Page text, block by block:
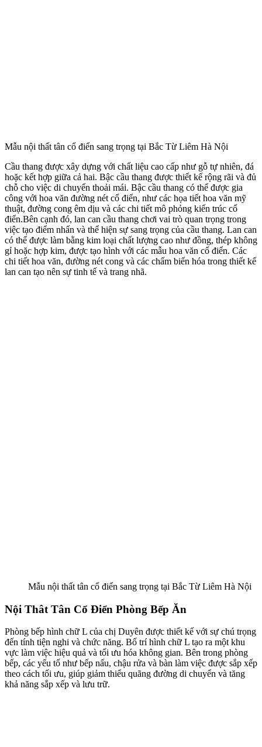
Mẫu nội thất tân cổ điển sang trọng tại Bắc Từ Liêm Hà Nội
Cầu thang được xây dựng với chất liệu cao cấp như gỗ tự nhiên, đá
hoặc kết hợp giữa cả hai. Bậc cầu thang được thiết kế rộng rãi và đủ
chỗ cho việc di chuyển thoải mái. Bậc cầu thang có thể được gia
công với hoa văn đường nét cổ điển, như các họa tiết hoa văn mỹ
thuật, đường cong êm dịu và các chi tiết mô phỏng kiến trúc cổ
điển.Bên cạnh đó, lan can cầu thang chơi vai trò quan trọng trong
việc tạo điểm nhấn và thể hiện sự sang trọng của cầu thang. Lan can
có thể được làm bằng kim loại chất lượng cao như đồng, thép không
gỉ hoặc hợp kim, được tạo hình với các mẫu hoa văn cổ điển. Các
chi tiết hoa văn, đường nét cong và các chấm biến hóa trong thiết kế
lan can tạo nên sự tinh tế và trang nhã.
Mẫu nội thất tân cổ điển sang trọng tại Bắc Từ Liêm Hà Nội
Nội Thât Tân Cổ Điển Phòng Bếp Ăn
Phòng bếp hình chữ L của chị Duyên được thiết kế với sự chú trọng
đến tính tiện nghi và chức năng. Bố trí hình chữ L tạo ra một khu
vực làm việc hiệu quả và tối ưu hóa không gian. Bên trong phòng
bếp, các yếu tố như bếp nấu, chậu rửa và bàn làm việc được sắp xếp
theo cách tối ưu, giúp giảm thiểu quãng đường di chuyển và tăng
khả năng sắp xếp và lưu trữ.